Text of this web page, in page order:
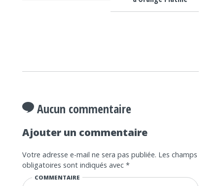
Aucun commentaire
Ajouter un commentaire
Votre adresse e-mail ne sera pas publiée. Les champs
obligatoires sont indiqués avec *
COMMENTAIRE